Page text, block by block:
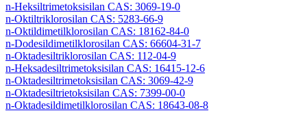
n-Heksiltrimetoksisilan CAS: 3069-19-0
n-Oktiltriklorosilan CAS: 5283-66-9
n-Oktildimetilklorosilan CAS: 18162-84-0
n-Dodesildimetilklorosilan CAS: 66604-31-7
n-Oktadesiltriklorosilan CAS: 112-04-9
n-Heksadesiltrimetoksisilan CAS: 16415-12-6
n-Oktadesiltrimetoksisilan CAS: 3069-42-9
n-Oktadesiltrietoksisilan CAS: 7399-00-0
n-Oktadesildimetilklorosilan CAS: 18643-08-8